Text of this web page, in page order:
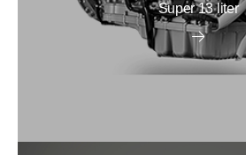
Super 13 liter